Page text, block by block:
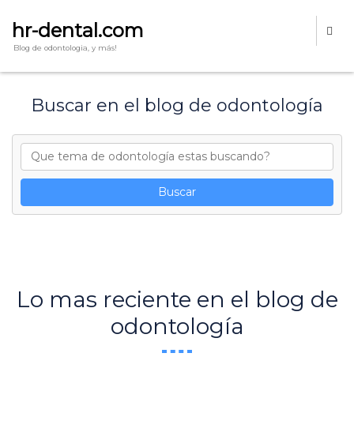
hr-dental.com
Blog de odontologia, y más!
Buscar en el blog de odontología
Lo mas reciente en el blog de
odontología